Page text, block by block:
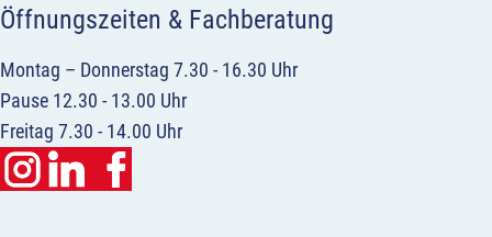
Öffnungszeiten & Fachberatung
Montag – Donnerstag 7.30 - 16.30 Uhr
Pause 12.30 - 13.00 Uhr
Freitag 7.30 - 14.00 Uhr